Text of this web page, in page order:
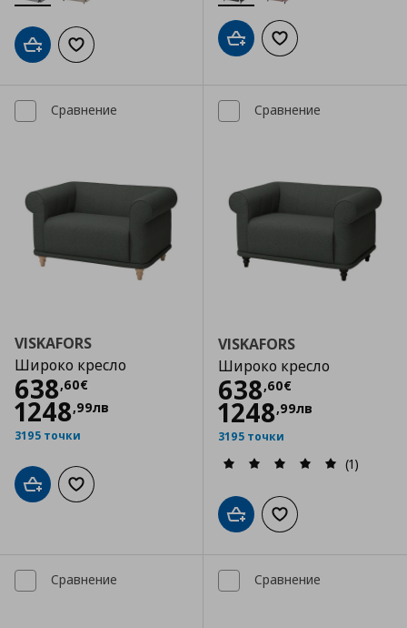
Добави в кошницата
Добави към списъка с любимиДобави в кошницата
Добави към
Сравнение
VISKAFORS
Широко кресло
638,60€
Цена638,60 €
1248,99лв
3195 точки
Добави в кошницата
Добави към списъка с любими
Сравнение
VISKAFORS
Широко кресло
638,60€
Цена638,60 €
1248,99лв
3195 точки
(1)
Добави в кошницата
Добави към
Сравнение Сравнение